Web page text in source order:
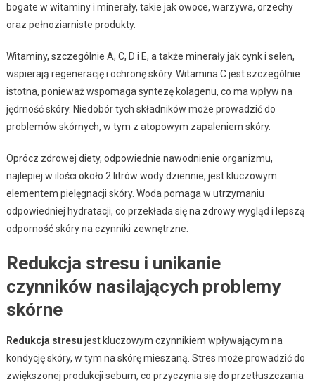
bogate w witaminy i minerały, takie jak owoce, warzywa, orzechy
oraz pełnoziarniste produkty.
Witaminy, szczególnie A, C, D i E, a także minerały jak cynk i selen,
wspierają regenerację i ochronę skóry. Witamina C jest szczególnie
istotna, ponieważ wspomaga syntezę kolagenu, co ma wpływ na
jędrność skóry. Niedobór tych składników może prowadzić do
problemów skórnych, w tym z atopowym zapaleniem skóry.
Oprócz zdrowej diety, odpowiednie nawodnienie organizmu,
najlepiej w ilości około 2 litrów wody dziennie, jest kluczowym
elementem pielęgnacji skóry. Woda pomaga w utrzymaniu
odpowiedniej hydratacji, co przekłada się na zdrowy wygląd i lepszą
odporność skóry na czynniki zewnętrzne.
Redukcja stresu i unikanie
czynników nasilających problemy
skórne
Redukcja stresu jest kluczowym czynnikiem wpływającym na
kondycję skóry, w tym na skórę mieszaną. Stres może prowadzić do
zwiększonej produkcji sebum, co przyczynia się do przetłuszczania